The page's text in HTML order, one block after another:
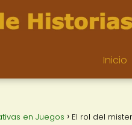
Inicio
en Juegos El rol del